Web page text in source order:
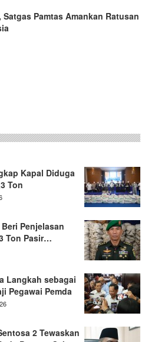
Pamtas Amankan Ratusan
Kapal Diduga
Ton
Penjelasan
Ton Pasir…
Langkah sebagai
Pegawai Pemda
2 Tewaskan